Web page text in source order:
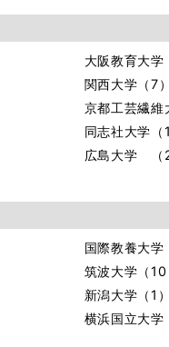
大阪教育大学
関西大学（7）
京都工芸繊維
同志社大学（
広島大学 （2
国際教養大学
筑波大学（10
新潟大学（1）
横浜国立大学